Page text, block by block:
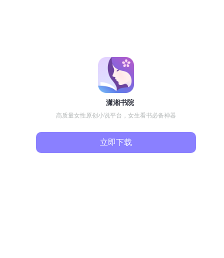
潇湘书院
高质量女性原创小说平台，女生看书必备神器
立即下载